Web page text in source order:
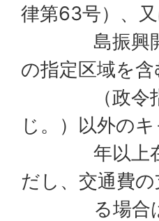
律第63号）、
島振興開発
の指定区域を
（政令指定
じ。）以外の
年以上在学
だし、交通費
る場合は、